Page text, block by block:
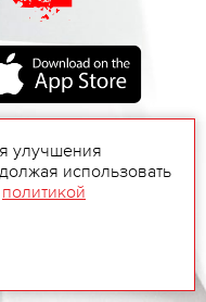
улучшения
использовать
политикой